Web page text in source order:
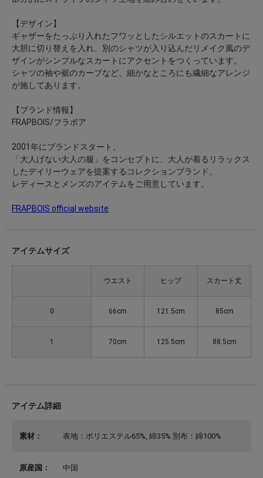
【デザイン】
ギャザーをたっぷり入れたフワッとしたシルエットのスカートに
大胆に切り替えを入れ、別のシャツが入り込んだリメイク風のデ
ザインがシンプルなスカートにアクセントをつくっています。
シャツの袖や裾のカーブなど、細かなところにも繊細なアレンジ
が施してあります。
【ブランド情報】
FRAPBOIS/フラボア
2001年にブランドスタート。
「大人げない大人の服」をコンセプトに、大人が着るリラックス
したデイリーウェアを提案するコレクションブランド。
レディースとメンズのアイテムをご用意しています。
FRAPBOIS official website
アイテムサイズ
ウエスト ヒップ スカート丈
0 66cm 121.5cm 85cm
1 70cm 125.5cm 88.5cm
アイテム詳細
素材： 表地：ポリエステル65%, 綿35% 別布：綿100%
原産国： 中国